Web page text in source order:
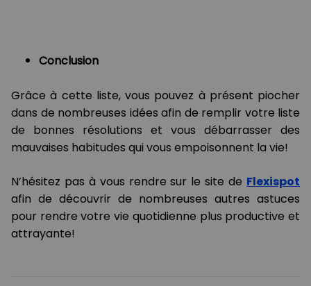
Conclusion
Grâce à cette liste, vous pouvez à présent piocher
dans de nombreuses idées afin de remplir votre liste
de bonnes résolutions et vous débarrasser des
mauvaises habitudes qui vous empoisonnent la vie!
N’hésitez pas à vous rendre sur le site de Flexispot
afin de découvrir de nombreuses autres astuces
pour rendre votre vie quotidienne plus productive et
attrayante!